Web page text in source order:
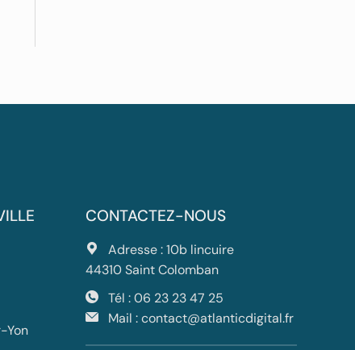
Yon
CONTACTEZ-NOUS
Adresse : 10b lincuire
44310 Saint Colomban
Tél :06 23 23 47 25
Mail :contact@atlanticdigital.fr